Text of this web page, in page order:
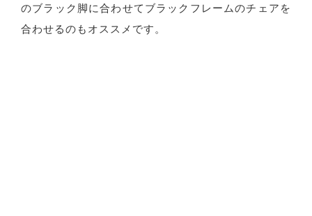
のブラック脚に合わせてブラックフレームのチェアを
合わせるのもオススメです。